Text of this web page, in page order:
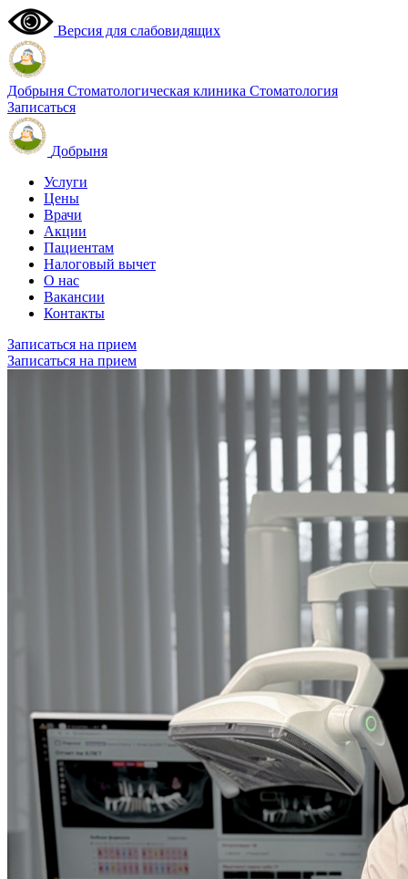
Версия для слабовидящих
Добрыня Стоматологическая клиника Стоматология
Записаться
Добрыня
Услуги
Цены
Врачи
Акции
Пациентам
Налоговый вычет
О нас
Вакансии
Контакты
Записаться на прием
Записаться на прием